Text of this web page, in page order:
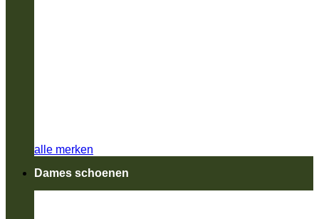
alle merken
Dames schoenen